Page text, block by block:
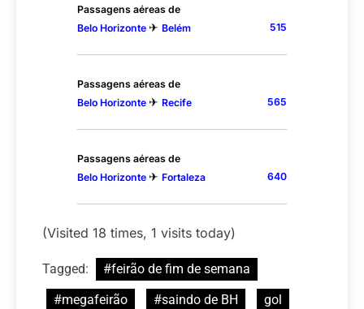
Passagens aéreas de
Belo Horizonte ✈ Belém 515
Passagens aéreas de
Belo Horizonte ✈ Recife 565
Passagens aéreas de
Belo Horizonte ✈ Fortaleza 640
(Visited 18 times, 1 visits today)
Tagged:
#feirão de fim de semana
#megafeirão
#saindo de BH
gol